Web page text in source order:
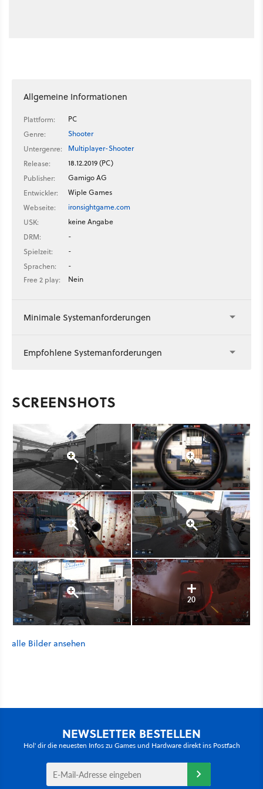
Allgemeine Informationen
Plattform:
PC
Genre:
Shooter
Untergenre:
Multiplayer-Shooter
Release:
18.12.2019 (PC)
Publisher:
Gamigo AG
Entwickler:
Wiple Games
Webseite:
ironsightgame.com
USK:
keine Angabe
DRM:
-
Spielzeit:
-
Sprachen:
-
Free 2 play:
Nein
Minimale Systemanforderungen
Empfohlene Systemanforderungen
SCREENSHOTS
20
alle Bilder ansehen
NEWSLETTER BESTELLEN
Hol' dir die neuesten Infos zu Games und Hardware direkt ins Postfach